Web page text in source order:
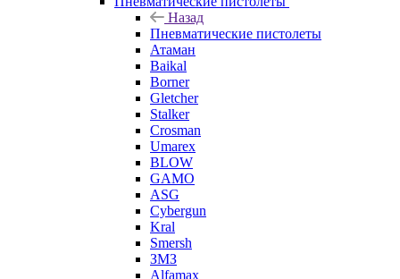
Назад
Пневматические пистолеты
Атаман
Baikal
Borner
Gletcher
Stalker
Crosman
Umarex
BLOW
GAMO
ASG
Cybergun
Kral
Smersh
ЗМЗ
Alfamax